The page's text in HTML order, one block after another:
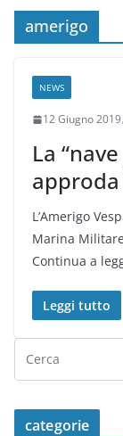
amerigo
NEWS
12 Giugno 2019
La
approda
L’Amerigo
Marina
Continua a
Leggi tutto
categorie